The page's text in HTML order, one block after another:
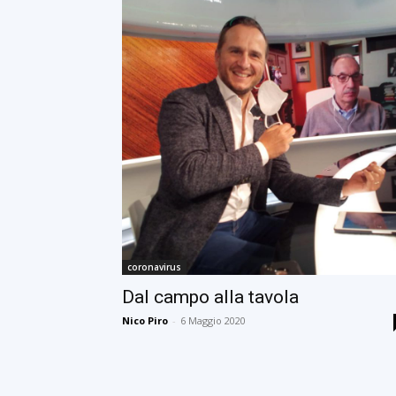
coronavirus
Dal campo alla tavola
Nico Piro - 6 Maggio 2020